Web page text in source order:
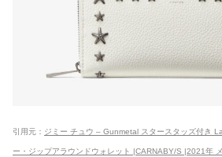
引用元： ジミー チュウ – Gunmetal スタースタッズ付き
ー・ジップアラウンドウォレット |CARNABY/S |2021年